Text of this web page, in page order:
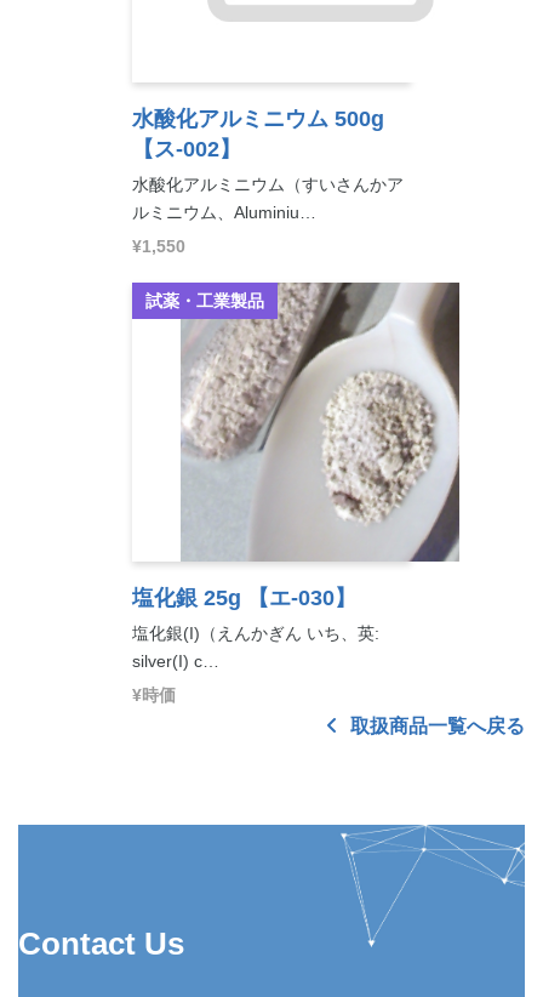
水酸化アルミニウム 500g
【ス-002】
水酸化アルミニウム（すいさんかア
ルミニウム、Aluminiu…
¥1,550
試薬・工業製品
塩化銀 25g 【エ-030】
塩化銀(I)（えんかぎん いち、英:
silver(I) c…
¥時価
取扱商品一覧へ戻る
Contact Us